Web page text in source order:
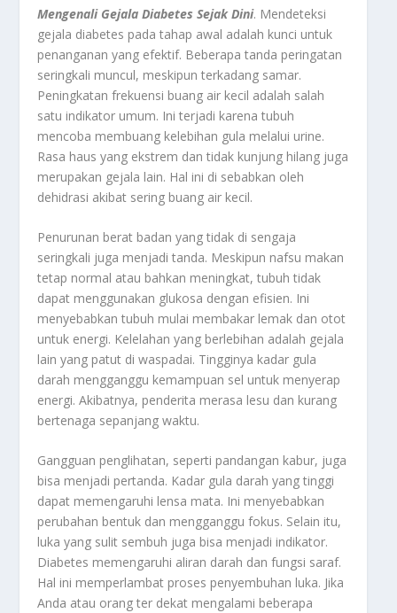
Mengenali Gejala Diabetes Sejak Dini. Mendeteksi
gejala diabetes pada tahap awal adalah kunci untuk
penanganan yang efektif. Beberapa tanda peringatan
seringkali muncul, meskipun terkadang samar.
Peningkatan frekuensi buang air kecil adalah salah
satu indikator umum. Ini terjadi karena tubuh
mencoba membuang kelebihan gula melalui urine.
Rasa haus yang ekstrem dan tidak kunjung hilang juga
merupakan gejala lain. Hal ini di sebabkan oleh
dehidrasi akibat sering buang air kecil.
Penurunan berat badan yang tidak di sengaja
seringkali juga menjadi tanda. Meskipun nafsu makan
tetap normal atau bahkan meningkat, tubuh tidak
dapat menggunakan glukosa dengan efisien. Ini
menyebabkan tubuh mulai membakar lemak dan otot
untuk energi. Kelelahan yang berlebihan adalah gejala
lain yang patut di waspadai. Tingginya kadar gula
darah mengganggu kemampuan sel untuk menyerap
energi. Akibatnya, penderita merasa lesu dan kurang
bertenaga sepanjang waktu.
Gangguan penglihatan, seperti pandangan kabur, juga
bisa menjadi pertanda. Kadar gula darah yang tinggi
dapat memengaruhi lensa mata. Ini menyebabkan
perubahan bentuk dan mengganggu fokus. Selain itu,
luka yang sulit sembuh juga bisa menjadi indikator.
Diabetes memengaruhi aliran darah dan fungsi saraf.
Hal ini memperlambat proses penyembuhan luka. Jika
Anda atau orang ter dekat mengalami beberapa